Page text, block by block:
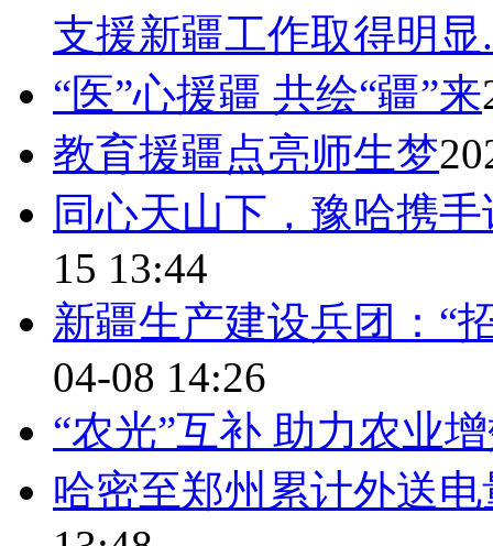
支援新疆工作取得明显
“医”心援疆 共绘“疆”来
教育援疆点亮师生梦
同心天山下，豫哈携
15 13:44
新疆生产建设兵团：​“
04-08 14:26
“农光”互补 助力农业
哈密至郑州累计外送